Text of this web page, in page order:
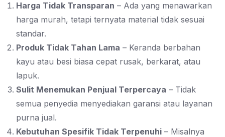
Harga Tidak Transparan – Ada yang menawarkan
harga murah, tetapi ternyata material tidak sesuai
standar.
Produk Tidak Tahan Lama – Keranda berbahan
kayu atau besi biasa cepat rusak, berkarat, atau
lapuk.
Sulit Menemukan Penjual Terpercaya – Tidak
semua penyedia menyediakan garansi atau layanan
purna jual.
Kebutuhan Spesifik Tidak Terpenuhi – Misalnya